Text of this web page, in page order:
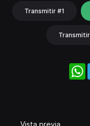
Transmitir #1
Vista previa